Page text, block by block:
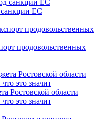
санкции ЕС
продовольственных
Ростовской области
это значит